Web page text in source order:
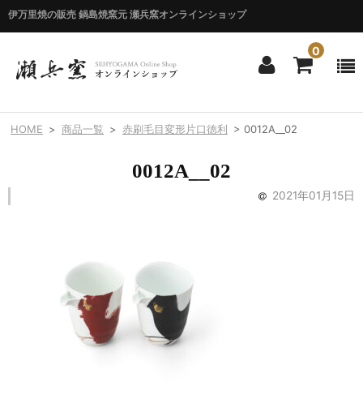
伊万里焼の販売 鍋島焼窯元 瀬兵窯オンラインショップ
0
ホーム
エマシリーズ
HOME > 商品一覧 > 赤刷毛目変形片口徳利 > 0012A__02
0012A__02
2021年01月15日